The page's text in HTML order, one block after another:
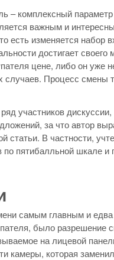
– комплексный
важным и
есть изменяется
достигает
цене, либо он уже
случаев. Процесс
участников
за что автор
статьи. В частности,
пятибалльной шкале
самым главным и
было разрешение
на лицевой
камеры, которая